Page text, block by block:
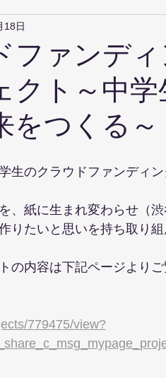
ファンデ
クト～中
をつくる～
18日
生のクラウドファンディン
、紙に生まれ変わらせ（
りたいと思いを持ち取り組
の内容は下記ページより
779475/view?